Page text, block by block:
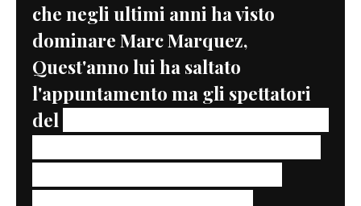
che negli ultimi anni ha visto
dominare Marc Marquez,
Quest'anno lui ha saltato
l'appuntamento ma gli spettatori
del